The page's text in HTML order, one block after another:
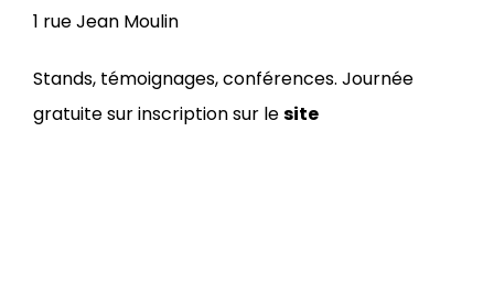
1 rue Jean Moulin
Stands, témoignages, conférences. Journée
gratuite sur inscription sur lesite